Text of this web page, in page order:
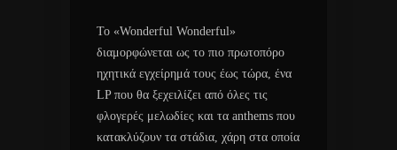
Το «Wonderful Wonderful»
διαμορφώνεται ως το πιο πρωτοπόρο
ηχητικά εγχείρημά τους έως τώρα, ένα
LP που θα ξεχειλίζει από όλες τις
φλογερές μελωδίες και τα anthems που
κατακλύζουν τα στάδια, χάρη στα οποία